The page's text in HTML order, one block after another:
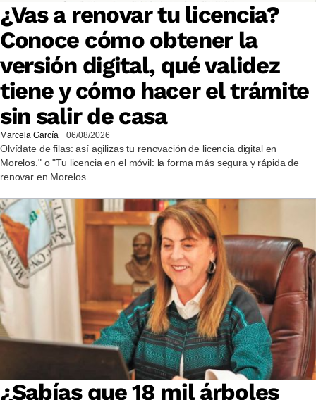
¿Vas a renovar tu licencia?
Conoce cómo obtener la
versión digital, qué validez
tiene y cómo hacer el trámite
sin salir de casa
Marcela García 06/08/2026
Olvídate de filas: así agilizas tu renovación de licencia digital en
Morelos." o "Tu licencia en el móvil: la forma más segura y rápida de
renovar en Morelos
¿Sabías que 18 mil árboles